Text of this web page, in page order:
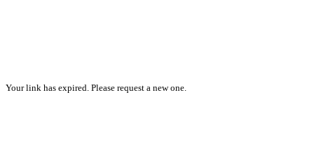
Your link has expired. Please request a new one.